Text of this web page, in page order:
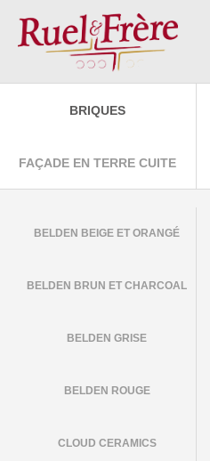
BRIQUES
FAÇADE EN TERRE CUITE
BELDEN BEIGE ET ORANGÉ
BELDEN BRUN ET CHARCOAL
BELDEN GRISE
BELDEN ROUGE
CLOUD CERAMICS